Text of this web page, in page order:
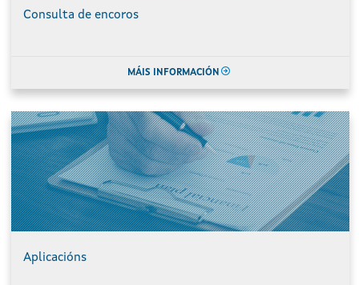
Consulta de encoros
MÁIS INFORMACIÓN
Aplicacións